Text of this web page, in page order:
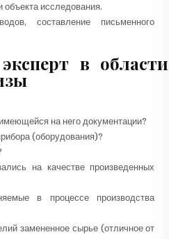
объекта исследования.
составление письменного
в области
на него документации?
(оборудования)?
на качестве произведенных
в процессе производства
замененное сырье (отличное от